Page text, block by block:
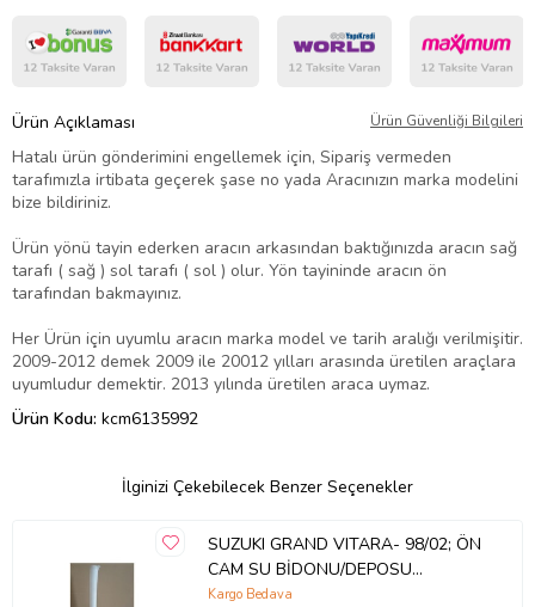
Ürün Açıklaması Ürün Güvenliği Bilgileri
Hatalı ürün gönderimini engellemek için, Sipariş vermeden
tarafımızla irtibata geçerek şase no yada Aracınızın marka modelini
bize bildiriniz.
Ürün yönü tayin ederken aracın arkasından baktığınızda aracın sağ
tarafı ( sağ ) sol tarafı ( sol ) olur. Yön tayininde aracın ön
tarafından bakmayınız.
Her Ürün için uyumlu aracın marka model ve tarih aralığı verilmişitir.
2009-2012 demek 2009 ile 20012 yılları arasında üretilen araçlara
uyumludur demektir. 2013 yılında üretilen araca uymaz.
Ürün Kodu: kcm6135992
İlginizi Çekebilecek Benzer Seçenekler
SUZUKI GRAND VITARA- 98/02; ÖN
CAM SU BİDONU/DEPOSU
(MOTORLU) (TW) 38400-60P02
Kargo Bedava